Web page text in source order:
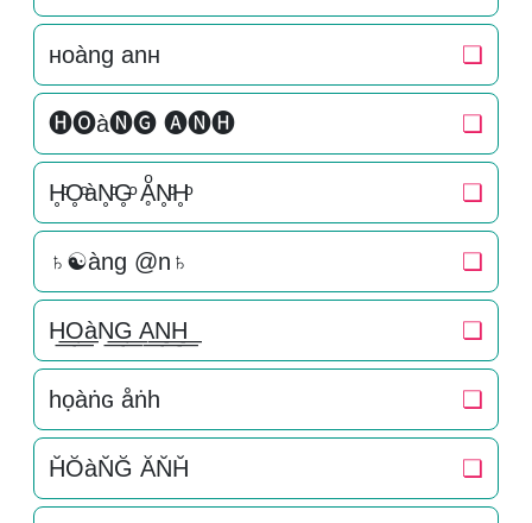
нoàng anн ❏
🅗🅞à🅝🅖 🅐🅝🅗 ❏
H̥ͦO̥ͦàN̥ͦG̥ͦ ḀͦN̥ͦH̥ͦ ❏
♄☯àng @n♄ ❏
H͟͟O͟͟àN͟͟G͟͟ A͟͟N͟͟H͟͟ ❏
һọàṅɢ åṅһ ❏
H̆ŎàN̆Ğ ĂN̆H̆ ❏